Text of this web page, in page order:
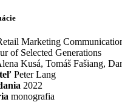
Marketing
of Selected Generations
Kusá, Tomáš Fašiang,
Peter Lang
2022
monografia